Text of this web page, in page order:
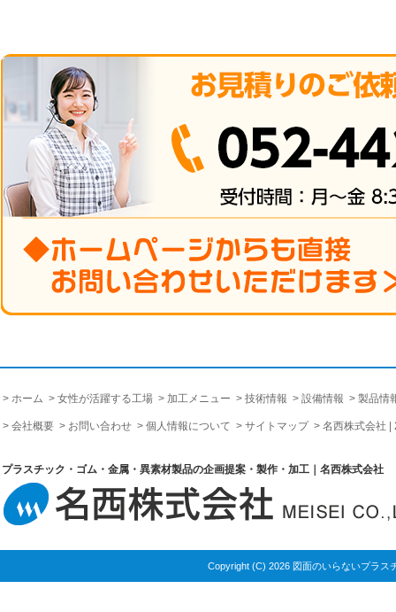
ホーム 女性が活躍する工場 加工メニュー 技術情報 設備情報 製品情
会社概要 お問い合わせ 個人情報について サイトマップ 名西株式会社 |
プラスチック・ゴム・金属・異素材製品の企画提案・製作・加工｜名西株式会社
Copyright (C) 2026 図面のいらないプラ